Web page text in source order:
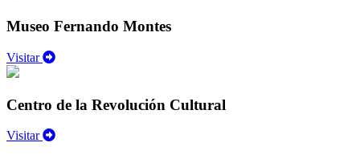
Museo Fernando Montes
Visitar
Centro de la Revolución Cultural
Visitar